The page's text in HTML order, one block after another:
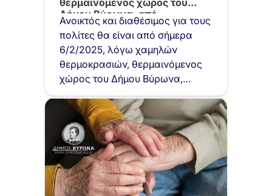
θερμαινόμενος χώρος του
Δήμου Βύρωνα, από…
Ανοικτός και διαθέσιμος για τους
πολίτες θα είναι από σήμερα
6/2/2025, λόγω χαμηλών
θερμοκρασιών, θερμαινόμενος
χώρος του Δήμου Βύρωνα,
στο Πολυδύναμο Κέντρο…